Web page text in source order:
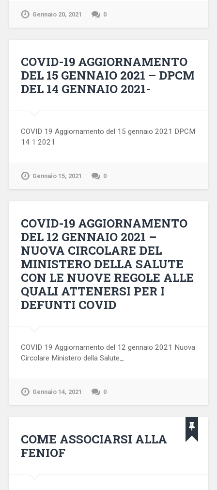
Gennaio 20, 2021 0
COVID-19 AGGIORNAMENTO
DEL 15 GENNAIO 2021 – DPCM
DEL 14 GENNAIO 2021-
COVID 19 Aggiornamento del 15 gennaio 2021 DPCM
14 1 2021
Gennaio 15, 2021 0
COVID-19 AGGIORNAMENTO
DEL 12 GENNAIO 2021 –
NUOVA CIRCOLARE DEL
MINISTERO DELLA SALUTE
CON LE NUOVE REGOLE ALLE
QUALI ATTENERSI PER I
DEFUNTI COVID
COVID 19 Aggiornamento del 12 gennaio 2021 Nuova
Circolare Ministero della Salute_
Gennaio 14, 2021 0
COME ASSOCIARSI ALLA
FENIOF